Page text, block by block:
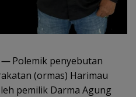
— Polemik penyebutan
(ormas) Harimau
pemilik Darma Agung